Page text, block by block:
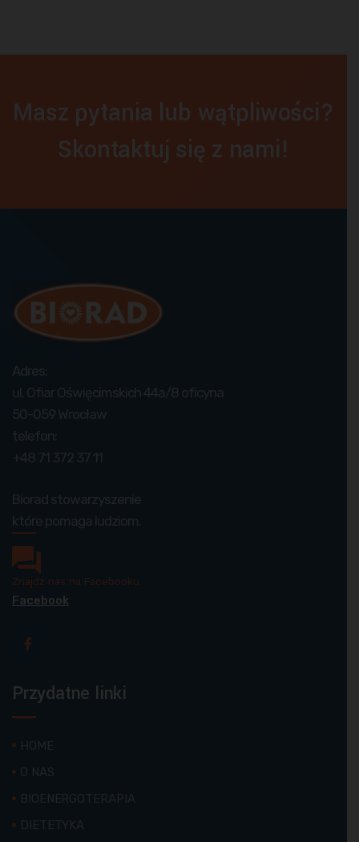
Masz pytania lub wątpliwości?
Skontaktuj się z nami!
Adres:
ul. Ofiar Oświęcimskich 44a/8 oficyna
50-059 Wrocław
telefon:
+48 71 372 37 11
Biorad stowarzyszenie
które pomaga ludziom.
Znajdź nas na Facebooku
Facebook
Przydatne linki
HOME
O NAS
BIOENERGOTERAPIA
DIETETYKA